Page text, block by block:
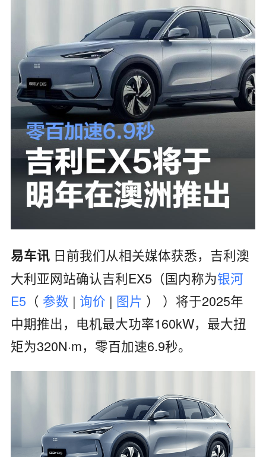
易车讯日前我们从相关媒体获悉，吉利澳
大利亚网站确认吉利EX5（国内称为银河
E5 （ 参数 | 询价 | 图片 ） ）将于2025年
中期推出，电机最大功率160kW，最大扭
矩为320N·m，零百加速6.9秒。